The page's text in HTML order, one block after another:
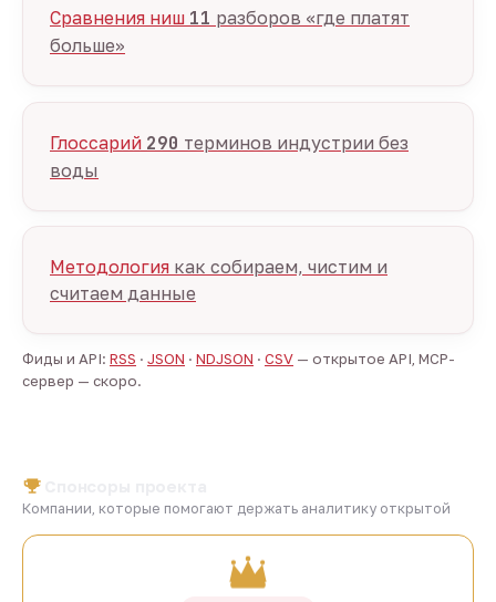
Сравнения ниш 11 разборов «где платят
больше»
Глоссарий 290 терминов индустрии без
воды
Методология как собираем, чистим и
считаем данные
Фиды и API: RSS · JSON · NDJSON · CSV — открытое API, MCP-
сервер — скоро.
Компании, которые помогают держать аналитику открытой